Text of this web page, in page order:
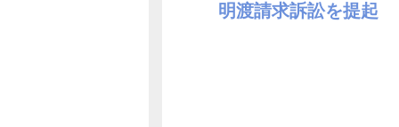
明渡請求訴訟を提起